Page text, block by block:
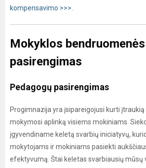
kompensavimo >>>
Mokyklos bendruomenės
pasirengimas
Pedagogų pasirengimas
Progimnazija yra įsipareigojusi kurti įtraukią
mokymosi aplinką visiems mokiniams.
įgyvendiname keletą svarbių iniciatyvų,
mokytojams ir mokiniams pasiekti
efektyvumą. Štai keletas svarbiausių mūsų